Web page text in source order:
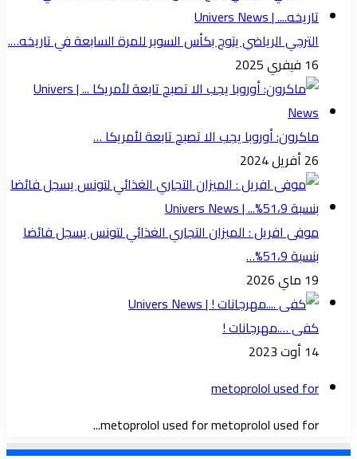
الترجي الرياضي يتوج بكأس السوبر للمرة السابعة في تاريخه….
16 فيفري 2025
ماكرون: أوروبا يجب الا تصبح تابعة لأمريكا …
26 أفريل 2024
موفى افريل : الميزان التجاري الغذائي لتونس يسجل فائضا
بنسبة 51،9%…
19 ماي 2026
كفى ….مهرجانات !
14 أوت 2023
metoprolol used for
metoprolol used for metoprolol used for...